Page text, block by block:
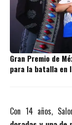
Gran Premio de
para la batalla en
Con 14 años,